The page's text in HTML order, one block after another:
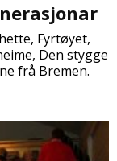
Fyrtøyet,
Den stygge
frå Bremen.